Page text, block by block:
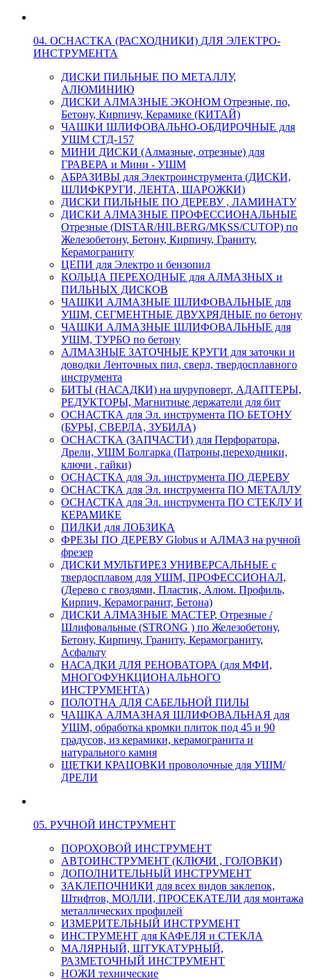
04. ОСНАСТКА (РАСХОДНИКИ) ДЛЯ ЭЛЕКТРО-
ИНСТРУМЕНТА
ДИСКИ ПИЛЬНЫЕ ПО МЕТАЛЛУ,
АЛЮМИНИЮ
ДИСКИ АЛМАЗНЫЕ ЭКОНОМ Отрезные, по,
Бетону, Кирпичу, Керамике (КИТАЙ)
ЧАШКИ ШЛИФОВАЛЬНО-ОБДИРОЧНЫЕ для
УШМ СТД-157
МИНИ ДИСКИ (Алмазные, отрезные) для
ГРАВЕРА и Мини - УШМ
АБРАЗИВЫ для Электроинструмента (ДИСКИ,
ШЛИФКРУГИ, ЛЕНТА, ШАРОЖКИ)
ДИСКИ ПИЛЬНЫЕ ПО ДЕРЕВУ , ЛАМИНАТУ
ДИСКИ АЛМАЗНЫЕ ПРОФЕССИОНАЛЬНЫЕ
Отрезные (DISTAR/HILBERG/MKSS/CUTOP) по
Железобетону, Бетону, Кирпичу, Граниту,
Керамограниту
ЦЕПИ для Электро и бензопил
КОЛЬЦА ПЕРЕХОДНЫЕ для АЛМАЗНЫХ и
ПИЛЬНЫХ ДИСКОВ
ЧАШКИ АЛМАЗНЫЕ ШЛИФОВАЛЬНЫЕ для
УШМ, СЕГМЕНТНЫЕ ДВУХРЯДНЫЕ по бетону
ЧАШКИ АЛМАЗНЫЕ ШЛИФОВАЛЬНЫЕ для
УШМ, ТУРБО по бетону
АЛМАЗНЫЕ ЗАТОЧНЫЕ КРУГИ для заточки и
доводки Ленточных пил, сверл, твердосплавного
инструмента
БИТЫ (НАСАДКИ) на шуруповерт, АДАПТЕРЫ,
РЕДУКТОРЫ, Магнитные держатели для бит
ОСНАСТКА для Эл. инструмента ПО БЕТОНУ
(БУРЫ, СВЕРЛА, ЗУБИЛА)
ОСНАСТКА (ЗАПЧАСТИ) для Перфоратора,
Дрели, УШМ Болгарка (Патроны,переходники,
ключи , гайки)
ОСНАСТКА для Эл. инструмента ПО ДЕРЕВУ
ОСНАСТКА для Эл. инструмента ПО МЕТАЛЛУ
ОСНАСТКА для Эл. инструмента ПО СТЕКЛУ И
КЕРАМИКЕ
ПИЛКИ для ЛОБЗИКА
ФРЕЗЫ ПО ДЕРЕВУ Globus и АЛМАЗ на ручной
фрезер
ДИСКИ МУЛЬТИРЕЗ УНИВЕРСАЛЬНЫЕ с
твердосплавом для УШМ, ПРОФЕССИОНАЛ,
(Дерево с гвоздями, Пластик, Алюм. Профиль,
Кирпич, Керамогранит, Бетона)
ДИСКИ АЛМАЗНЫЕ МАСТЕР, Отрезные /
Шлифовальные (STRONG ) по Железобетону,
Бетону, Кирпичу, Граниту, Керамограниту,
Асфальту
НАСАДКИ ДЛЯ РЕНОВАТОРА (для МФИ,
МНОГОФУНКЦИОНАЛЬНОГО
ИНСТРУМЕНТА)
ПОЛОТНА ДЛЯ САБЕЛЬНОЙ ПИЛЫ
ЧАШКА АЛМАЗНАЯ ШЛИФОВАЛЬНАЯ для
УШМ, обработка кромки плиток под 45 и 90
градусов, из керамики, керамогранита и
натурального камня
ЩЕТКИ КРАЦОВКИ проволочные для УШМ/
ДРЕЛИ
05. РУЧНОЙ ИНСТРУМЕНТ
ПОРОХОВОЙ ИНСТРУМЕНТ
АВТОИНСТРУМЕНТ (КЛЮЧИ , ГОЛОВКИ)
ДОПОЛНИТЕЛЬНЫЙ ИНСТРУМЕНТ
ЗАКЛЕПОЧНИКИ для всех видов заклепок,
Штифтов, МОЛЛИ, ПРОСЕКАТЕЛИ для монтажа
металлических профилей
ИЗМЕРИТЕЛЬНЫЙ ИНСТРУМЕНТ
ИНСТРУМЕНТ для КАФЕЛЯ и СТЕКЛА
МАЛЯРНЫЙ, ШТУКАТУРНЫЙ,
РАЗМЕТОЧНЫЙ ИНСТРУМЕНТ
НОЖИ технические